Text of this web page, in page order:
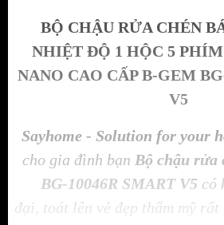
BỘ CHẬU RỬA CHÉN
NHIỆT ĐỘ 1 HỘC 5 PHÍM
NANO CAO CẤP B-GEM
V5
Sayhome - Solution for your
cho gia đình bạn Bộ chậu rửa
BG-10046R SMART V5 có
đại, toát lên vẻ đẹp thẩm mỹ